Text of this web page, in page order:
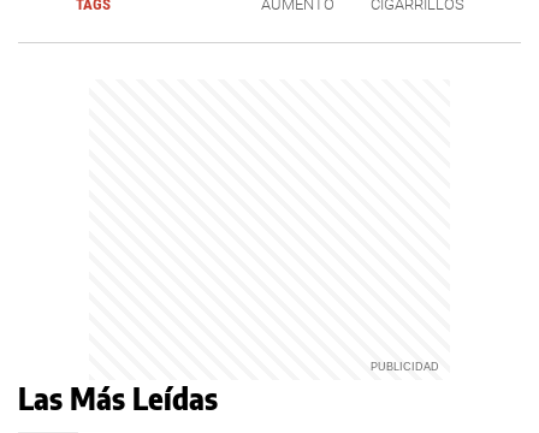
TAGS AUMENTO CIGARRILLOS
Las Más Leídas